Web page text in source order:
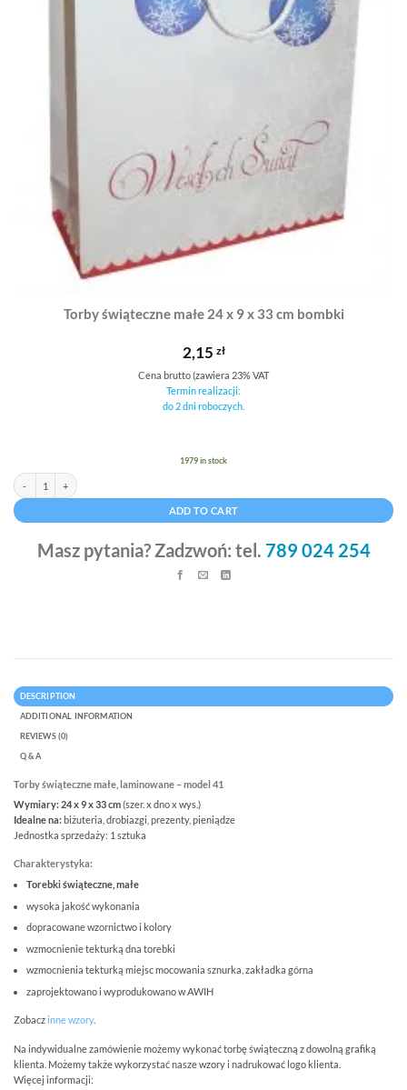
Torby świąteczne małe 24 x 9 x 33 cm bombki
2,15 zł
Cena brutto (zawiera 23% VAT
Termin realizacji:
do 2 dni roboczych.
1979 in stock
Torby świąteczne małe 24 x 9 x 33 cm bombki quantity
ADD TO CART
Masz pytania? Zadzwoń: tel. 789 024 254
DESCRIPTION
ADDITIONAL INFORMATION
REVIEWS (0)
Q & A
Torby świąteczne małe, laminowane – model 41
Wymiary: 24 x 9 x 33 cm(szer. x dno x wys.)
Idealne na: biżuteria, drobiazgi, prezenty, pieniądze
Jednostka sprzedaży: 1 sztuka
Charakterystyka:
Torebki świąteczne, małe
wysoka jakość wykonania
dopracowane wzornictwo i kolory
wzmocnienie tekturką dna torebki
wzmocnienia tekturką miejsc mocowania sznurka, zakładka górna
zaprojektowano i wyprodukowano w AWIH
Zobaczinne wzory.
Na indywidualne zamówienie możemy wykonać torbę świąteczną z dowolną grafiką
klienta. Możemy także wykorzystać nasze wzory i nadrukować logo klienta.
Więcej informacji: